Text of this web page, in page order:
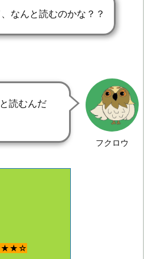
なんと読むのかな？？
フクロウ
読むんだ